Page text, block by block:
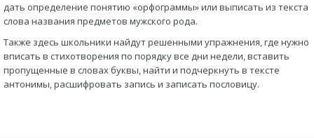
дать определение понятию «орфограммы» или выписать из текста
слова названия предметов мужского рода.
Также здесь школьники найдут решенными упражнения, где нужно
вписать в стихотворения по порядку все дни недели, вставить
пропущенные в словах буквы, найти и подчеркнуть в тексте
антонимы, расшифровать запись и записать пословицу.